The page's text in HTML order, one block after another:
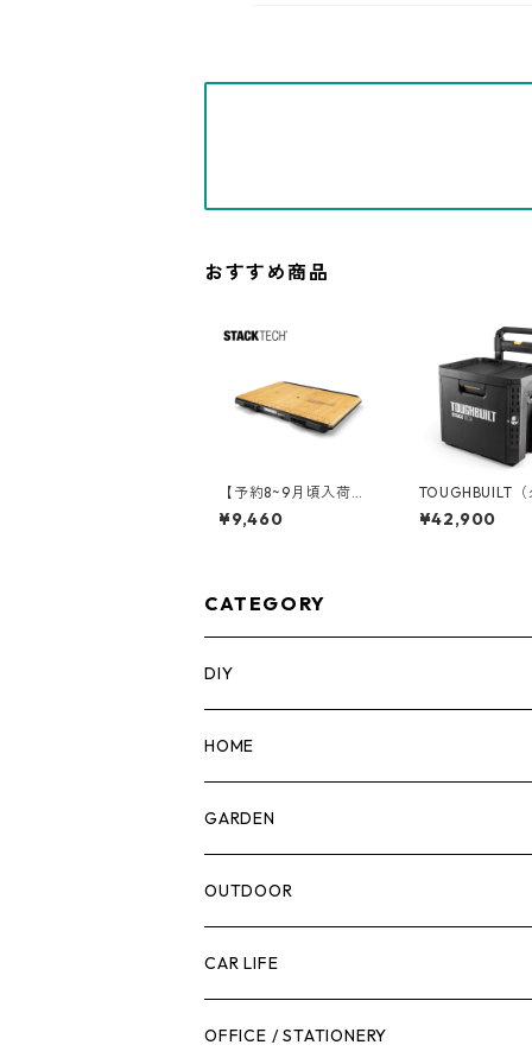
おすすめ商品
【予約8~9月頃入荷】T
OUGHBUILT（タフビ
ルト）STACK TECH(ス
¥9,460
TOUGHBUILT
ルト）STACK
タックテック) ウィー
¥42,900
CATEGORY
DIY
マーカー
計測機器
腰袋・ツールホルスター
工具箱
作業台
HOME
5ガロンバケツ
キッチン
日用品
ボディケア
GARDEN
剪定ばさみ
ガーデンツール
ガーデンチェア
OUTDOOR
スツール
バンジーバンド
CAR LIFE
メンテナンスグッズ
OFFICE / STATIONERY